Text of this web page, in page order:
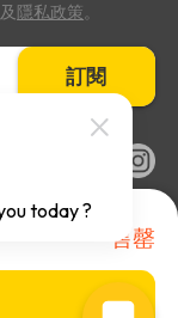
售罄
及 隱私政策。
訂閱